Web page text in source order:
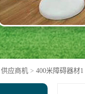
供应商机 > 400米障碍器材1